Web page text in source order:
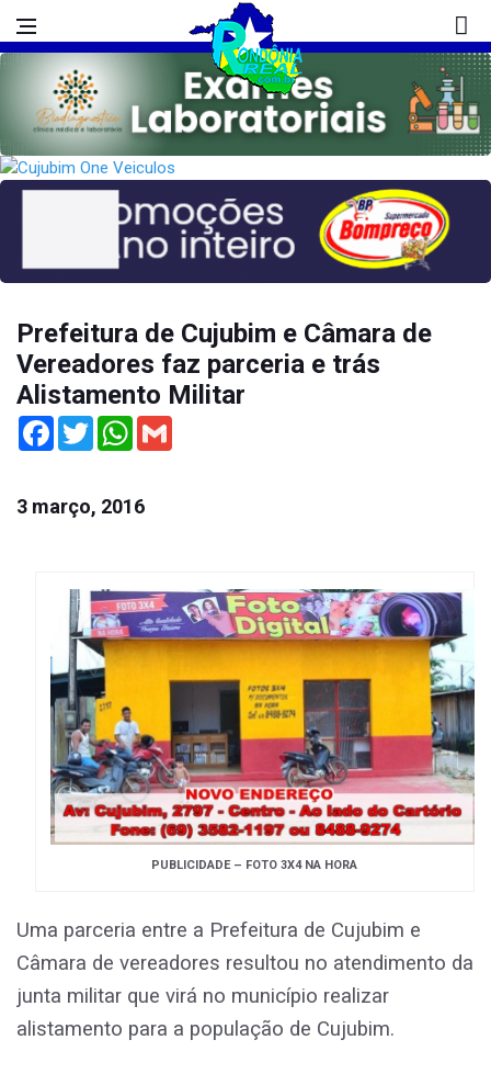
Prefeitura de Cujubim e Câmara de
Vereadores faz parceria e trás
Alistamento Militar
Facebook
TwitterWhatsApp
3 março, 2016
PUBLICIDADE – FOTO 3X4 NA HORA
Uma parceria entre a Prefeitura de Cujubim e
Câmara de vereadores resultou no atendimento da
junta militar que virá no município realizar
alistamento para a população de Cujubim.